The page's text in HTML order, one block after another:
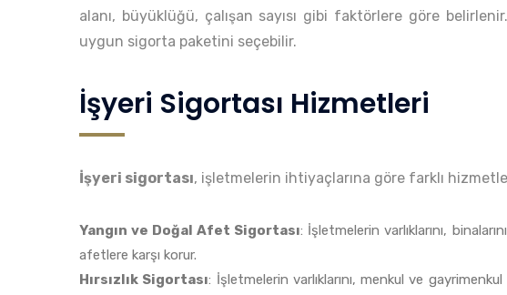
alanı, büyüklüğü, çalışan sayısı gibi faktörlere göre
uygun sigorta paketini seçebilir.
İşyeri Sigortası Hizmetleri
İşyeri sigortası, işletmelerin ihtiyaçlarına göre farklı
Yangın ve Doğal Afet Sigortası: İşletmelerin varlıklarını,
afetlere karşı korur.
Hırsızlık Sigortası: İşletmelerin varlıklarını, menkul ve gayrimenkul